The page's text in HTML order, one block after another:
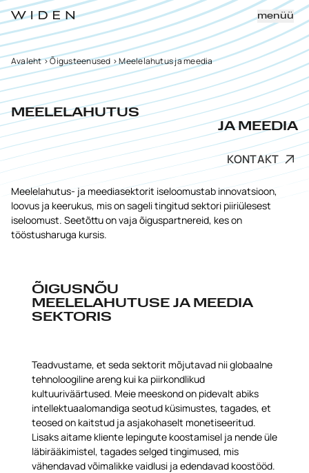
menüü
Avaleht>Õigusteenused >Meelelahutus ja meedia
MEELELAHUTUS
JA MEEDIA
KONTAKT
Meelelahutus- ja meediasektorit iseloomustab innovatsioon,
loovus ja keerukus, mis on sageli tingitud sektori piiriülesest
iseloomust. Seetõttu on vaja õiguspartnereid, kes on
tööstusharuga kursis.
ÕIGUSNÕU
MEELELAHUTUSE JA MEEDIA
SEKTORIS
Teadvustame, et seda sektorit mõjutavad nii globaalne
tehnoloogiline areng kui ka piirkondlikud
kultuuriväärtused. Meie meeskond on pidevalt abiks
intellektuaalomandiga seotud küsimustes, tagades, et
teosed on kaitstud ja asjakohaselt monetiseeritud.
Lisaks aitame kliente lepingute koostamisel ja nende üle
läbirääkimistel, tagades selged tingimused, mis
vähendavad võimalikke vaidlusi ja edendavad koostööd.